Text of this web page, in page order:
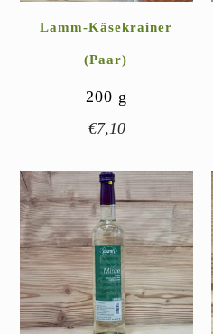
Lamm-Käsekrainer
(Paar)
200 g
€7,10